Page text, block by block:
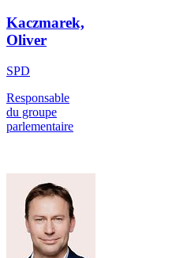
Kaczmarek,
Oliver
SPD
Responsable
du groupe
parlementaire